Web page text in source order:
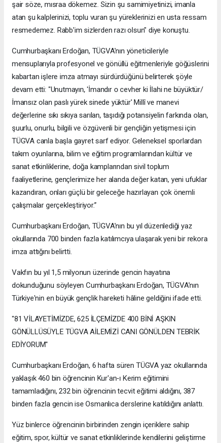
şair söze, mısraa dökemez. Sizin şu samimiyetinizi, imanla
atan şu kalplerinizi, toplu vuran şu yüreklerinizi en usta ressam
resmedemez. Rabb'im sizlerden razı olsun" diye konuştu.
Cumhurbaşkanı Erdoğan, TÜGVA'nın yöneticileriyle
mensuplarıyla profesyonel ve gönüllü eğitmenleriyle göğüslerini
kabartan işlere imza atmayı sürdürdüğünü belirterek şöyle
devam etti: "Unutmayın, 'İmandır o cevher ki İlahi ne büyüktür/
İmansız olan paslı yürek sinede yüktür' Millî ve manevi
değerlerine sıkı sıkıya sarılan, taşıdığı potansiyelin farkında olan,
şuurlu, onurlu, bilgili ve özgüvenli bir gençliğin yetişmesi için
TÜGVA canla başla gayret sarf ediyor. Geleneksel sporlardan
takım oyunlarına, bilim ve eğitim programlarından kültür ve
sanat etkinliklerine, doğa kamplarından sivil toplum
faaliyetlerine, gençlerimize her alanda değer katan, yeni ufuklar
kazandıran, onları güçlü bir geleceğe hazırlayan çok önemli
çalışmalar gerçekleştiriyor.”
Cumhurbaşkanı Erdoğan, TÜGVA'nın bu yıl düzenlediği yaz
okullarında 700 binden fazla katılımcıya ulaşarak yeni bir rekora
imza attığını belirtti.
Vakfın bu yıl 1,5 milyonun üzerinde gencin hayatına
dokunduğunu söyleyen Cumhurbaşkanı Erdoğan, TÜGVA'nın
Türkiye'nin en büyük gençlik hareketi hâline geldiğini ifade etti.
"81 VİLAYETİMİZDE, 625 İLÇEMİZDE 400 BİNİ AŞKIN
GÖNÜLLÜSÜYLE TÜGVA AİLEMİZİ CANI GÖNÜLDEN TEBRİK
EDİYORUM"
Cumhurbaşkanı Erdoğan, 6 hafta süren TÜGVA yaz okullarında
yaklaşık 460 bin öğrencinin Kur'an-ı Kerim eğitimini
tamamladığını, 232 bin öğrencinin tecvit eğitimi aldığını, 387
binden fazla gencin ise Osmanlıca derslerine katıldığını anlattı.
Yüz binlerce öğrencinin birbirinden zengin içeriklere sahip
eğitim, spor, kültür ve sanat etkinliklerinde kendilerini geliştirme